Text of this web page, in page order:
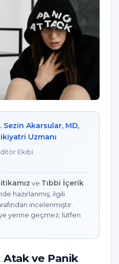
Sezin Akarsular, MD,
Uzmanı
Ekibi
ve Tıbbi İçerik
hazırlanmış, ilgili
incelenmiştir.
yerine geçmez; lütfen
Atak ve Panik